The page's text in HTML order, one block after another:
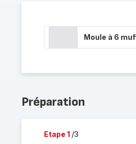
Moule à 6
Préparation
Etape 1 /3